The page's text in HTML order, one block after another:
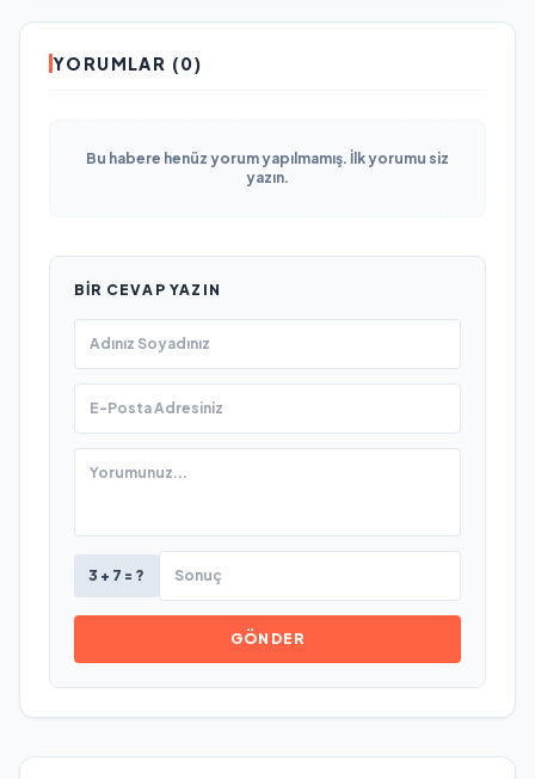
YORUMLAR (0)
Bu habere henüz yorum yapılmamış. İlk yorumu siz
yazın.
BIR CEVAP YAZIN
3 + 7 = ?
GÖNDER